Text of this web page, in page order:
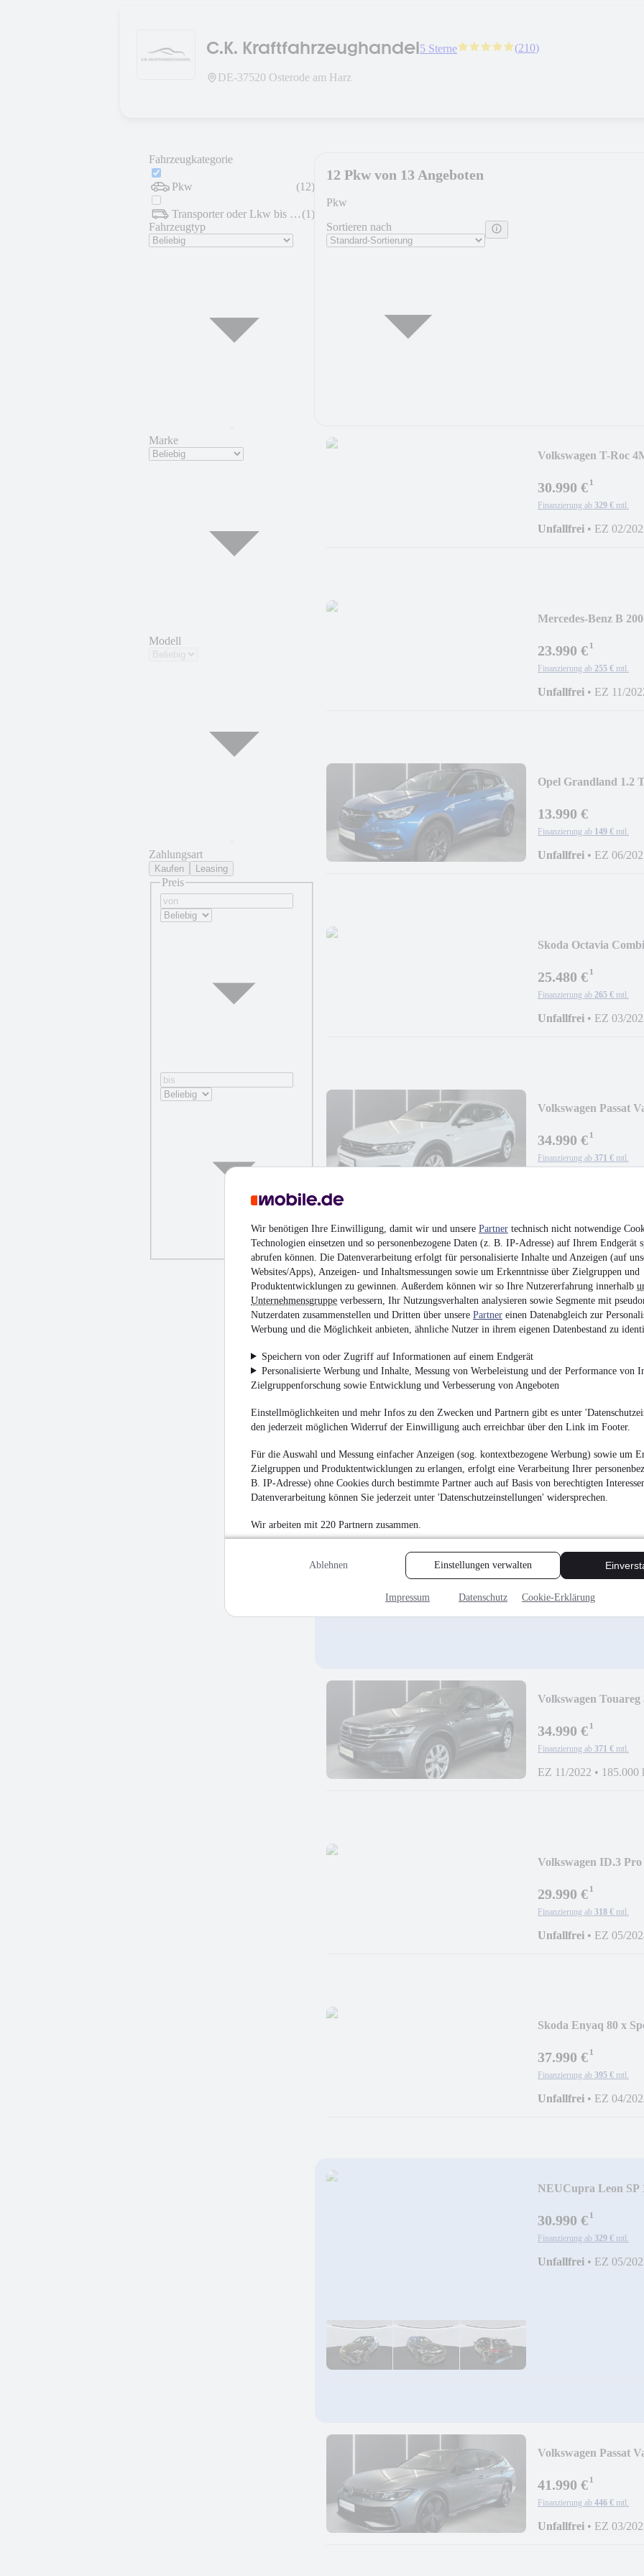
Wir benötigen Ihre Einwilligung, damit wir und unsere Partner technisch nicht notwendige
Technologien einsetzen und so personenbezogene Daten (z. B. IP-Adresse) auf Ihrem Endgerät
abrufen können. Die Datenverarbeitung erfolgt für personalisierte Inhalte und Anzeigen (auf
Websites/Apps), Anzeigen- und Inhaltsmessungen sowie um Erkenntnisse über Zielgruppen und
Produktentwicklungen zu gewinnen. Außerdem können wir so Ihre Nutzererfahrung innerhalb
Unternehmensgruppe verbessern, Ihr Nutzungsverhalten analysieren sowie Segmente mit
Nutzerdaten zusammenstellen und Dritten über unsere Partner einen Datenabgleich zur
Werbung und die Möglichkeit anbieten, ähnliche Nutzer in ihrem eigenen Datenbestand zu
Speichern von oder Zugriff auf Informationen auf einem Endgerät
Personalisierte Werbung und Inhalte, Messung von Werbeleistung und der Performance von
Zielgruppenforschung sowie Entwicklung und Verbesserung von Angeboten
Einstellmöglichkeiten und mehr Infos zu den Zwecken und Partnern gibt es unter
den jederzeit möglichen Widerruf der Einwilligung auch erreichbar über den Link im Footer.
Für die Auswahl und Messung einfacher Anzeigen (sog. kontextbezogene Werbung) sowie um
Zielgruppen und Produktentwicklungen zu erlangen, erfolgt eine Verarbeitung Ihrer
B. IP-Adresse) ohne Cookies durch bestimmte Partner auch auf Basis von berechtigten
Datenverarbeitung können Sie jederzeit unter 'Datenschutzeinstellungen' widersprechen.
Wir arbeiten mit 220 Partnern zusammen.
Ablehnen Einstellungen verwalten
Impressum Datenschutz Cookie-Erklärung
C.K. Kraftfahrzeughandel5 Sterne (210)
DE-37520 Osterode am Harz
Fahrzeugkategorie
Pkw (12)
Transporter oder Lkw bis 7,5 t (1)
Fahrzeugtyp
Marke
Modell
Zahlungsart
Kaufen Leasing
Preis
12 Pkw von 13 Angeboten
Pkw
Sortieren nach
Volkswagen T-Roc
30.990 €¹
Finanzierung ab 329 € mtl.
Unfallfrei • EZ 02/
Mercedes-Benz B
23.990 €¹
Finanzierung ab 255 € mtl.
Unfallfrei • EZ 11/
Opel Grandland 1.2
13.990 €
Finanzierung ab 149 € mtl.
Unfallfrei • EZ 06/
Skoda Octavia
25.480 €¹
Finanzierung ab 265 € mtl.
Unfallfrei • EZ 03/
Volkswagen Passat
34.990 €¹
Finanzierung ab 371 € mtl.
Seat Tarraco FR
34.990 €¹
Finanzierung ab 371 € mtl.
Skoda Octavia
33.990 €¹
Finanzierung ab 361 € mtl.
Volkswagen
34.990 €¹
Finanzierung ab 371 € mtl.
EZ 11/2022 • 185.000
Volkswagen ID.3
29.990 €¹
Finanzierung ab 318 € mtl.
Unfallfrei • EZ 05/
Skoda Enyaq 80 x
37.990 €¹
Finanzierung ab 395 € mtl.
Unfallfrei • EZ 04/
NEUCupra Leon SP
30.990 €¹
Finanzierung ab 329 € mtl.
Unfallfrei • EZ 05/
Volkswagen Passat
41.990 €¹
Finanzierung ab 446 € mtl.
Unfallfrei • EZ 03/